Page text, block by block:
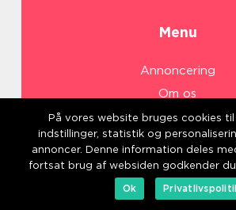
Menu
Annoncering
Om os
Cookies
Kontakt os
Sitemap
På vores website bruges cookies
indstillinger, statistik og
annoncer. Denne information deles
fortsat brug af websiden godkender
Ok